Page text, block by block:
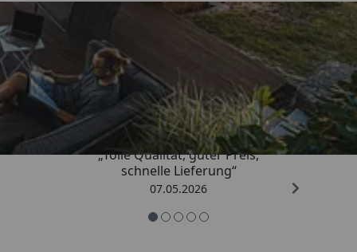
Trusted Shops
4,67/ 5
„Tolle Qualität, guter Preis,
schnelle Lieferung“
07.05.2026